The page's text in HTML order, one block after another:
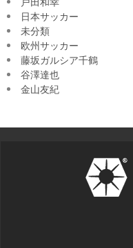
日本サッカー
未分類
欧州サッカー
藤坂ガルシア千鶴
谷澤達也
金山友紀